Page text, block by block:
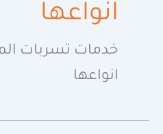
انواعها
خدمات تسربات
انواعها